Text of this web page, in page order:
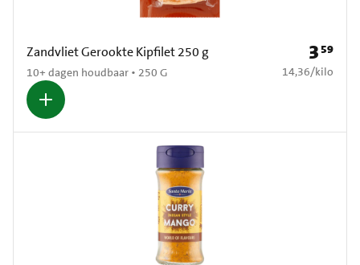
Zandvliet Gerookte Kipfilet 250 g
10+ dagen houdbaar • 250 G
Prijs: €
3 59
€ 14,36 per kilo
14,36/kilo